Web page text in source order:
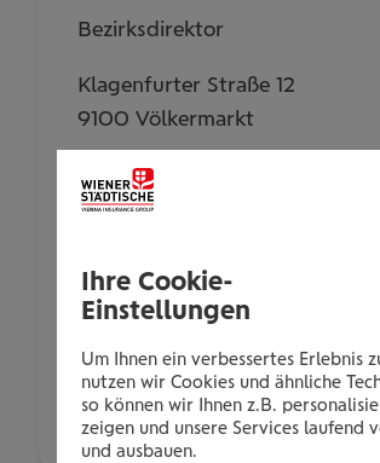
Bezirksdirektor
Klagenfurter Straße 12
9100 Völkermarkt
Tel.:
Mobil:
+436646013960003
Über mich
Ihre Cookie-
Einstellungen
Um Ihnen ein verbessertes Erlebnis
nutzen wir Cookies und ähnliche
so können wir Ihnen z.B.
zeigen und unsere Services laufend
und ausbauen.